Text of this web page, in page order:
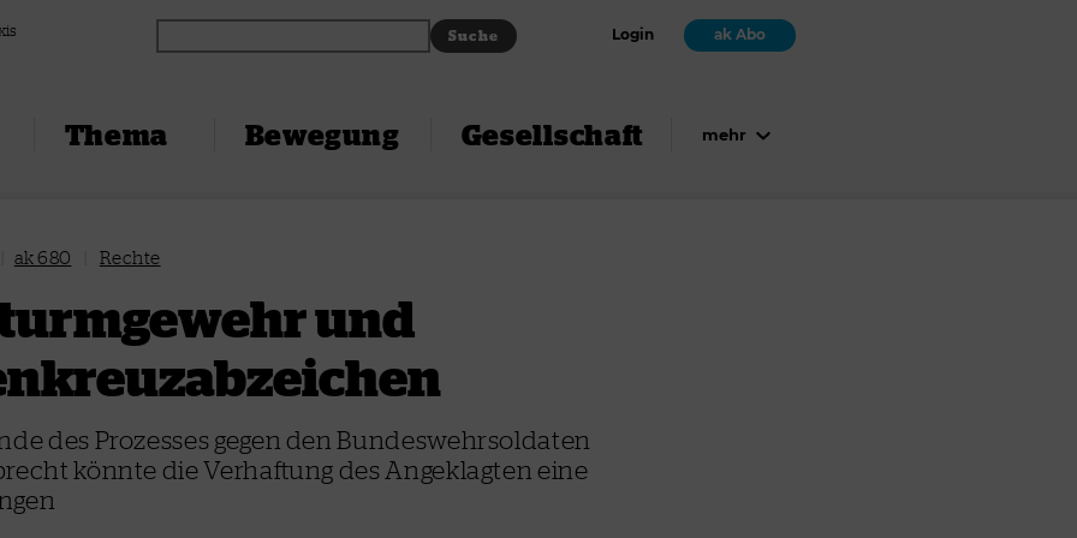
Login ak Abo
Thema Bewegung Gesellschaft mehr
ak 680 Rechte
und
des Prozesses gegen den Bundeswehrsoldaten
könnte die Verhaftung des Angeklagten eine